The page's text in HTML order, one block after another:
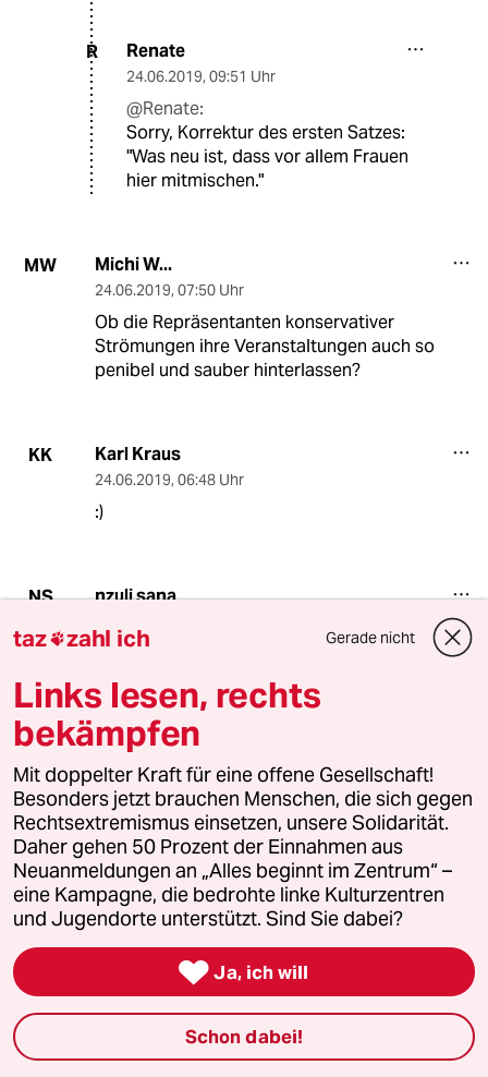
R Renate
24.06.2019, 09:51 Uhr
@Renate:
Sorry, Korrektur des ersten Satzes:
"Was neu ist, dass vor allem Frauen
hier mitmischen."
MW Michi W...
24.06.2019, 07:50 Uhr
Ob die Repräsentanten konservativer
Strömungen ihre Veranstaltungen auch so
penibel und sauber hinterlassen?
KK Karl Kraus
24.06.2019, 06:48 Uhr
:)
NS nzuli sana
Die Kohlebahn sollte abmontiert werden. Die
Gleise können ja anderweitig verwendet
werden.
TZ tomás zerolo
23.06.2019 ,22:18 Uhr
Ich war letztes Jahr bei dem Hambach-Camp
dabei. Dieses Jahr konnte ich (leider!) nicht.
Ein paar Bemerkungen zu dem Artikel: diese,
wie Ihr schreibt "gespenstische"
"saubere Küche" (lese ich da etwas Spott
zwischen den Zeilen?) -- die sind mir auch, als
absoluten Neuling sofort ins Auge gesprungen.
Aber nur positiv. Ich kann Euren Spott (wenn
ich die Nuance richtig erwischt habe)
taz zahl ich Gerade nicht
Links lesen, rechts
bekämpfen
Mit doppelter Kraft für eine offene Gesellschaft!
Besonders jetzt brauchen Menschen, die sich gegen
Rechtsextremismus einsetzen, unsere Solidarität.
Daher gehen 50 Prozent der Einnahmen aus
Neuanmeldungen an „Alles beginnt im Zentrum“ –
eine Kampagne, die bedrohte linke Kulturzentren
und Jugendorte unterstützt. Sind Sie dabei?
 Ja, ich will
Schon dabei!